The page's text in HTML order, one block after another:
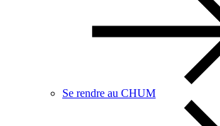
Se rendre au CHUM